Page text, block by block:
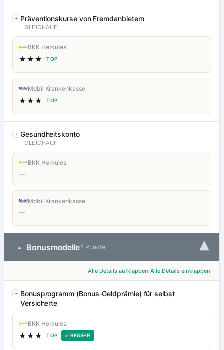
Präventionskurse von Fremdanbietern
GLEICHAUF
BKK Herkules
★★★ TOP
Mobil Krankenkasse
★★★ TOP
Gesundheitskonto
GLEICHAUF
BKK Herkules
—
Mobil Krankenkasse
—
• Bonusmodelle2 Punkte ▾
Alle Details aufklappen Alle Details einklappen
Bonusprogramm (Bonus-Geldprämie) für selbst
Versicherte
BKK Herkules
★★★ TOP ✓ BESSER